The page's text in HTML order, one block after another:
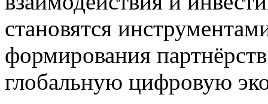
становятся
формирования
глобальную цифровую